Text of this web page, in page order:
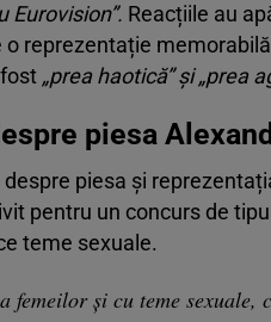
Eurovision”. Reacțiile au
reprezentație
„prea haotică” și „prea
piesa
piesa și
pentru un concurs de
teme sexuale.
femeilor şi cu teme sexuale,